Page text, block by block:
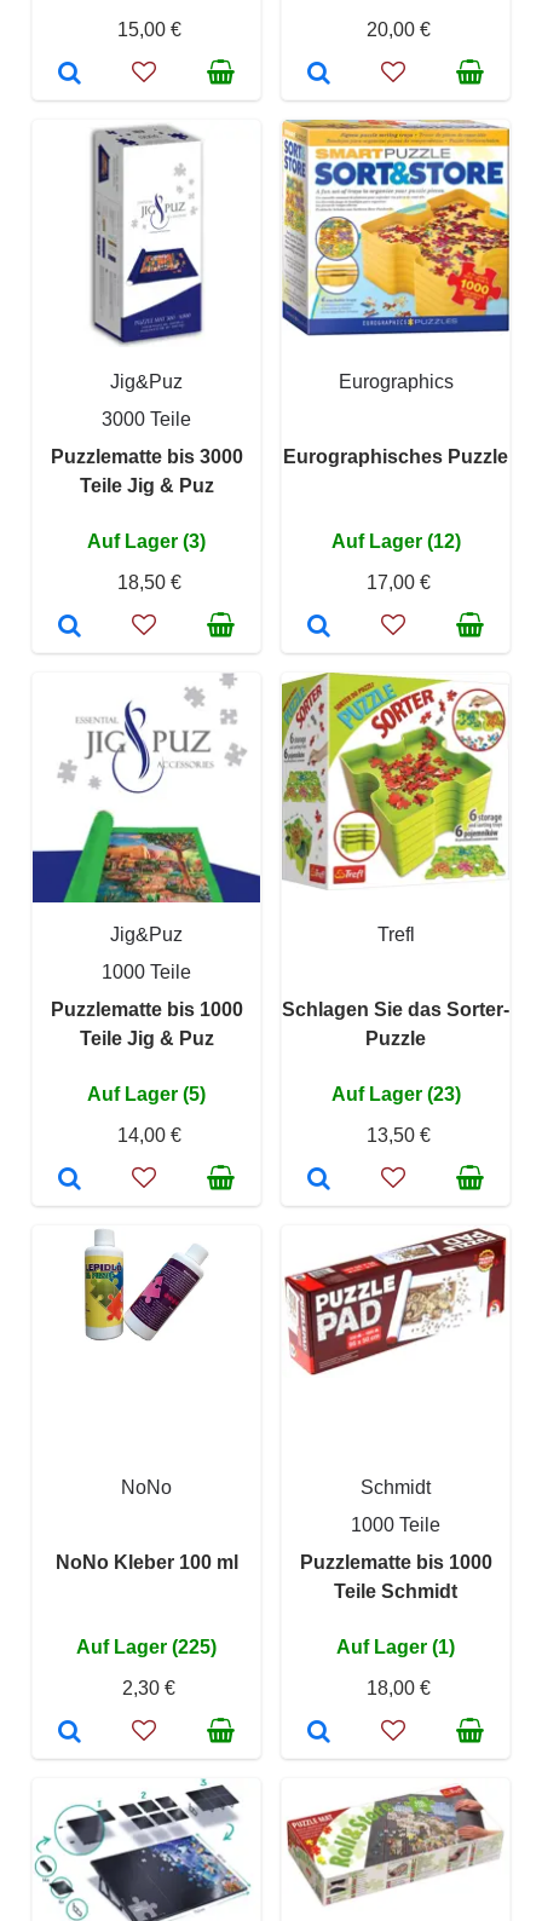
15,00 €
20,00 €
Jig&Puz
3000 Teile
Puzzlematte bis 3000
Teile Jig & Puz
Auf Lager (3)
18,50 €
Eurographics
Eurographisches Puzzle
Auf Lager (12)
17,00 €
Jig&Puz
1000 Teile
Puzzlematte bis 1000
Teile Jig & Puz
Auf Lager (5)
14,00 €
Trefl
Schlagen Sie das Sorter-
Puzzle
Auf Lager (23)
13,50 €
NoNo
NoNo Kleber 100 ml
Auf Lager (225)
2,30 €
Schmidt
1000 Teile
Puzzlematte bis 1000
Teile Schmidt
Auf Lager (1)
18,00 €